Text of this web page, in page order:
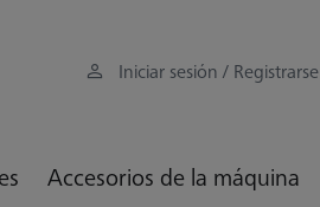
Iniciar sesión / Registrarse
Accesorios de la máquina